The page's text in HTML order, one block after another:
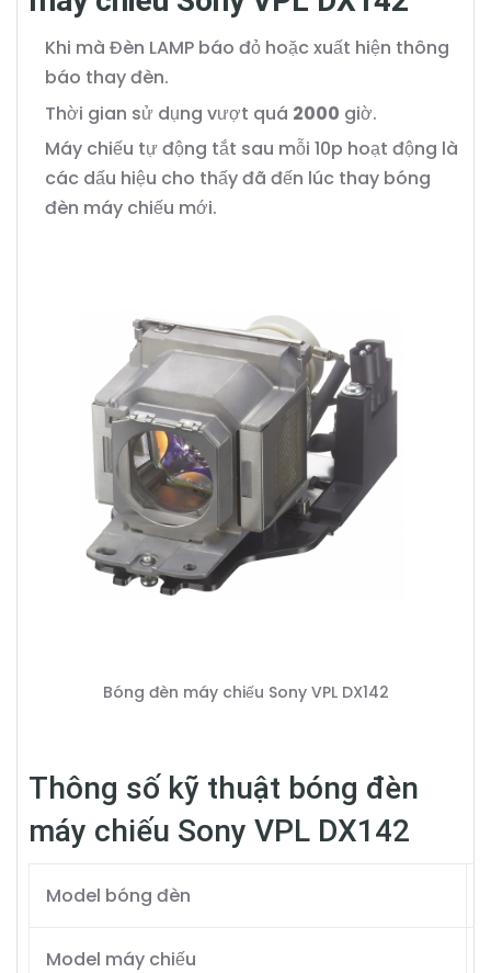
Khi mà Đèn LAMP báo đỏ hoặc xuất hiện thông
báo thay đèn.
Thời gian sử dụng vượt quá 2000 giờ.
Máy chiếu tự động tắt sau mỗi 10p hoạt động là
các dấu hiệu cho thấy đã đến lúc thay bóng
đèn máy chiếu mới.
Bóng đèn máy chiếu Sony VPL DX142
Thông số kỹ thuật bóng đèn
máy chiếu Sony VPL DX142
Model bóng đèn
Model máy chiếu